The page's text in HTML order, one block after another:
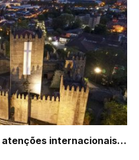
internacionais…